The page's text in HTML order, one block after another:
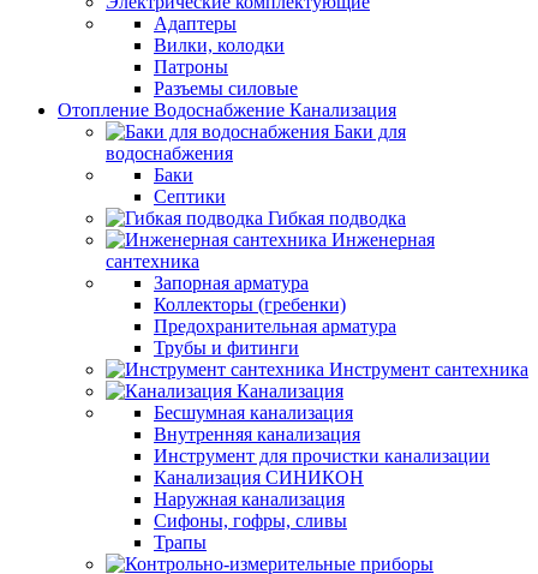
Адаптеры
Вилки, колодки
Патроны
Разъемы силовые
Отопление Водоснабжение Канализация
Баки для
водоснабжения
Баки
Септики
Гибкая подводка
Инженерная
сантехника
Запорная арматура
Коллекторы (гребенки)
Предохранительная арматура
Трубы и фитинги
Инструмент сантехника
Канализация
Бесшумная канализация
Внутренняя канализация
Инструмент для прочистки канализации
Канализация СИНИКОН
Наружная канализация
Сифоны, гофры, сливы
Трапы